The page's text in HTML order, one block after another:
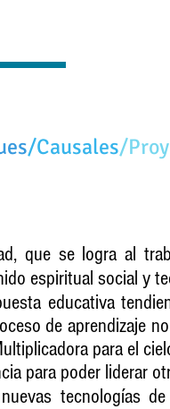
/Causales/
que se logra al
espiritual social y
educativa
de aprendizaje
para el
para poder liderar
tecnologías